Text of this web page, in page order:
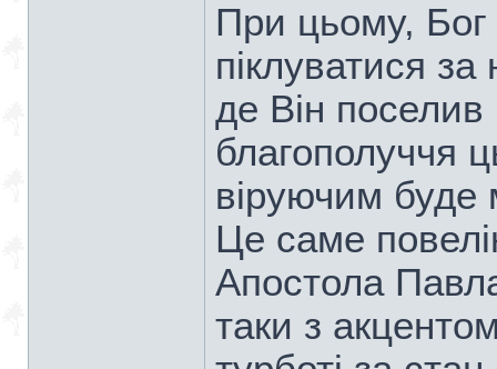
При цьому, Бог
піклуватися
де Він поселив
благополуччя
віруючим
Це саме
Апостола
таки з